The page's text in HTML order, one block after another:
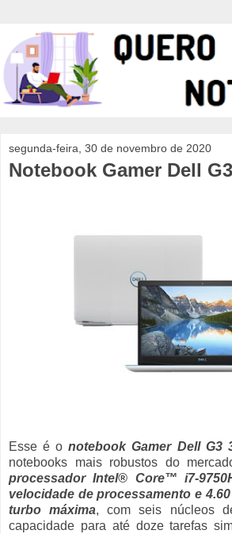
segunda-feira, 30 de novembro de 2020
Notebook Gamer Dell
Esse é onotebook Gamer Dell G3
notebooks mais robustos do
processador Intel® Core™ i7-
velocidade de processamento e
turbo máxima, com seis núcleos
capacidade para até doze tarefas